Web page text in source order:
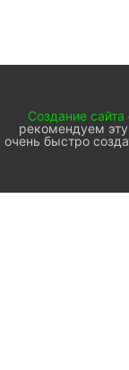
Создание сайта
рекомендуем
очень быстро